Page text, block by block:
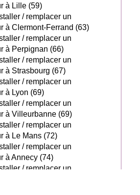
à Lille (59)
/ remplacer un
à Clermont-Ferrand (63)
/ remplacer un
à Perpignan (66)
/ remplacer un
à Strasbourg (67)
/ remplacer un
à Lyon (69)
/ remplacer un
à Villeurbanne (69)
/ remplacer un
à Le Mans (72)
/ remplacer un
à Annecy (74)
/ remplacer un